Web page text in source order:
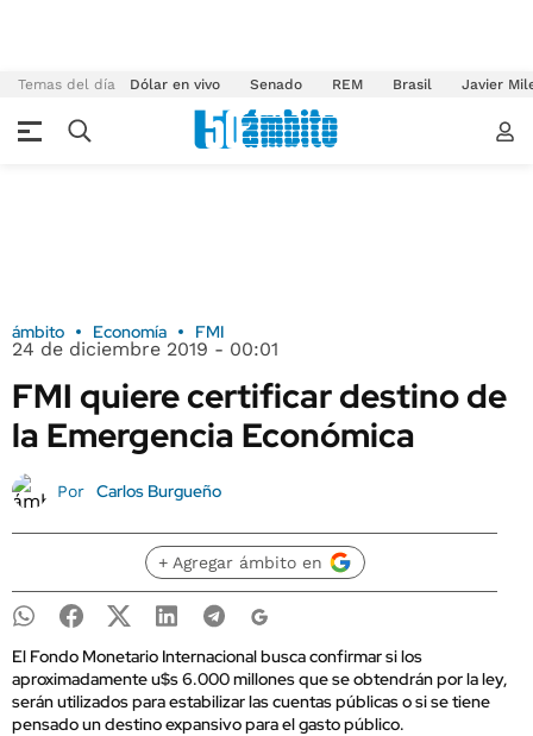
Temas del día Dólar en vivo Senado REM Brasil Javier
ámbito Economía FMI
24 de diciembre 2019 - 00:01
FMI quiere certificar destino de
la Emergencia Económica
Por Carlos Burgueño
+ Agregar ámbito en
El Fondo Monetario Internacional busca confirmar si los
aproximadamente u$s 6.000 millones que se obtendrán por la ley,
serán utilizados para estabilizar las cuentas públicas o si se tiene
pensado un destino expansivo para el gasto público.